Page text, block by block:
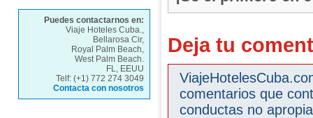
Deja tu
comentarios que
conductas no
Puedes contactarnos en:
Viaje Hoteles Cuba.,
Bellarosa Cir,
Royal Palm Beach,
West Palm Beach.
FL, EEUU
Telf: (+1) 772 274 3049
Contacta con nosotros